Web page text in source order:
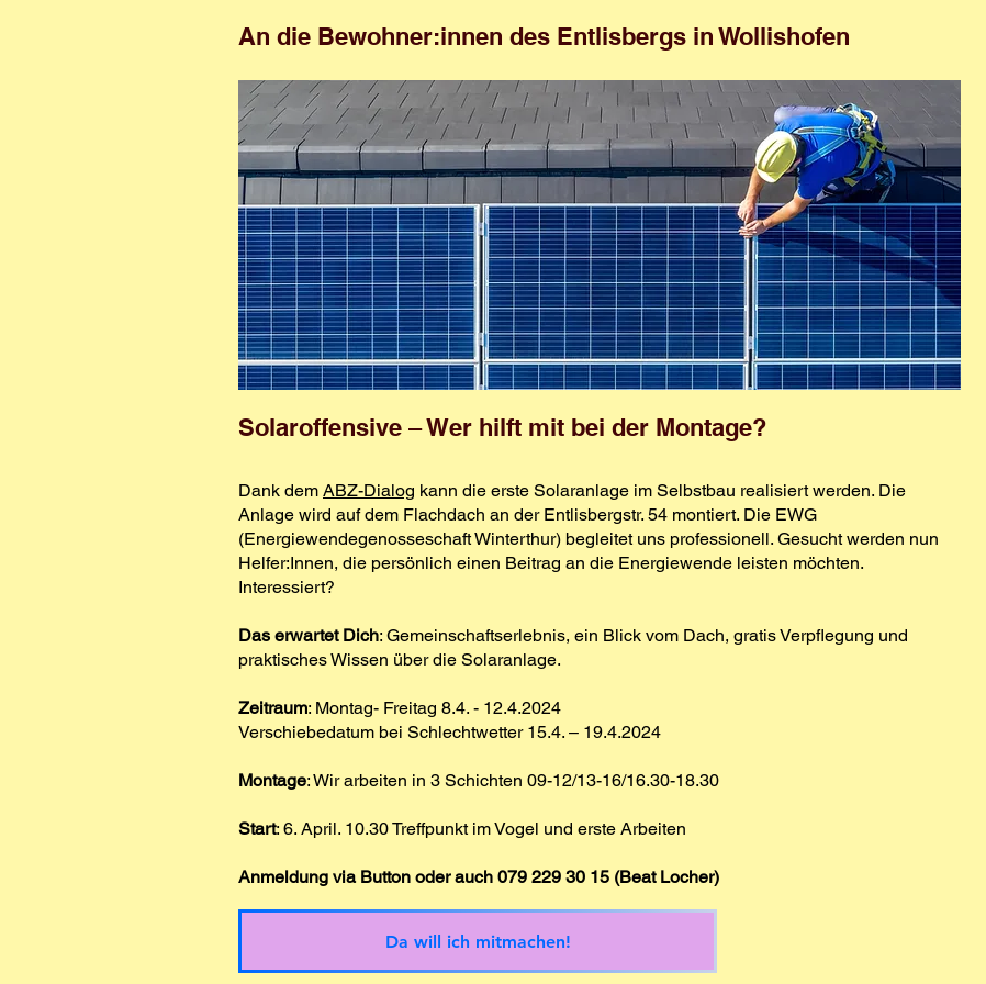
An die Bewohner:innen des Entlisbergs in Wollishofen
Solaroffensive – Wer hilft mit bei der Montage?
Dank dem ABZ-Dialog kann die erste Solaranlage im Selbstbau realisiert werden. Die
Anlage wird auf dem Flachdach an der Entlisbergstr. 54 montiert. Die EWG
(Energiewendegenosseschaft Winterthur) begleitet uns professionell. Gesucht werden nun
Helfer:Innen, die persönlich einen Beitrag an die Energiewende leisten möchten.
Interessiert?
Das erwartet Dich: Gemeinschaftserlebnis, ein Blick vom Dach, gratis Verpflegung und
praktisches Wissen über die Solaranlage.
Zeitraum: Montag- Freitag 8.4. - 12.4.2024
Verschiebedatum bei Schlechtwetter 15.4. – 19.4.2024
Montage: Wir arbeiten in 3 Schichten 09-12/13-16/16.30-18.30
Start: 6. April. 10.30 Treffpunkt im Vogel und erste Arbeiten
Anmeldung via Button oder auch 079 229 30 15 (Beat Locher)
Da will ich mitmachen!